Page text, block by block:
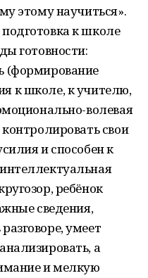
этому научиться».
к школе
готовности:
(формирование
к школе, к учителю,
волевая
свои
и способен к
ребёнок
сведения,
умеет
а
и мелкую